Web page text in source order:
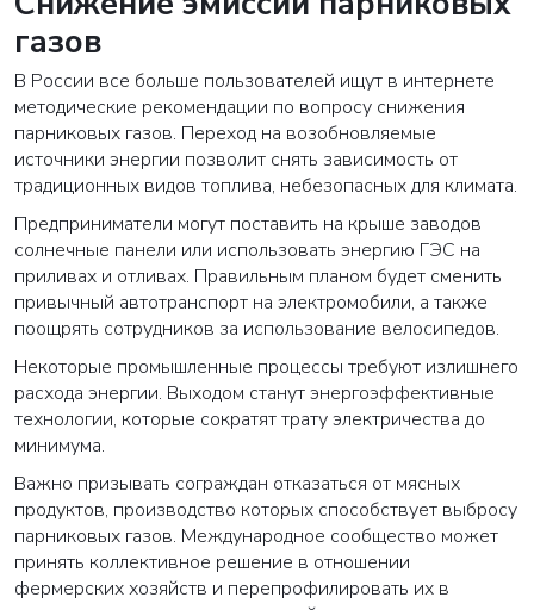
газов
В России все больше пользователей ищут в интернете
методические рекомендации по вопросу снижения
парниковых газов. Переход на возобновляемые
источники энергии позволит снять зависимость от
традиционных видов топлива, небезопасных для климата.
Предприниматели могут поставить на крыше заводов
солнечные панели или использовать энергию ГЭС на
приливах и отливах. Правильным планом будет сменить
привычный автотранспорт на электромобили, а также
поощрять сотрудников за использование велосипедов.
Некоторые промышленные процессы требуют излишнего
расхода энергии. Выходом станут энергоэффективные
технологии, которые сократят трату электричества до
минимума.
Важно призывать сограждан отказаться от мясных
продуктов, производство которых способствует выбросу
парниковых газов. Международное сообщество может
принять коллективное решение в отношении
фермерских хозяйств и перепрофилировать их в